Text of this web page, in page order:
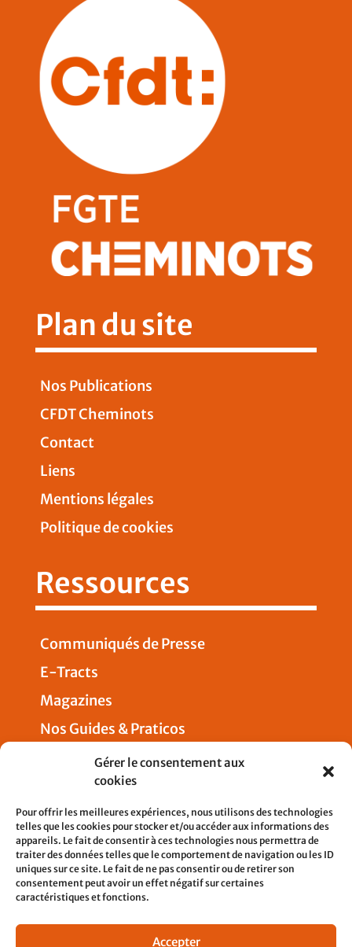
Gérer le consentement aux
cookies
Pour offrir les meilleures expériences, nous utilisons des technologies
telles que les cookies pour stocker et/ou accéder aux informations des
appareils. Le fait de consentir à ces technologies nous permettra de
traiter des données telles que le comportement de navigation ou les ID
uniques sur ce site. Le fait de ne pas consentir ou de retirer son
consentement peut avoir un effet négatif sur certaines
caractéristiques et fonctions.
Accepter
Plan du site
Nos Publications
CFDT Cheminots
Contact
Liens
Mentions légales
Politique de cookies
Ressources
Communiqués de Presse
E-Tracts
Magazines
Nos Guides & Praticos
Nous joindre
5, rue Pleyel
93200 SAINT-DENIS
contact@cfdtcheminots.org